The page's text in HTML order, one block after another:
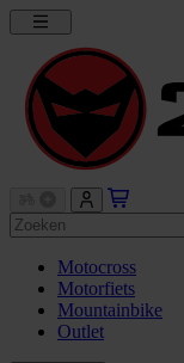
Motocross
Motorfiets
Mountainbike
Outlet